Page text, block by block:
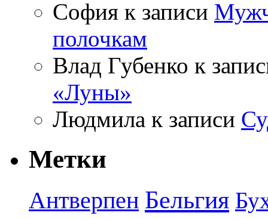
София к записи
полочкам
Влад Губенко к
«Луны»
Людмила к записи
Метки
Антверпен Бельгия